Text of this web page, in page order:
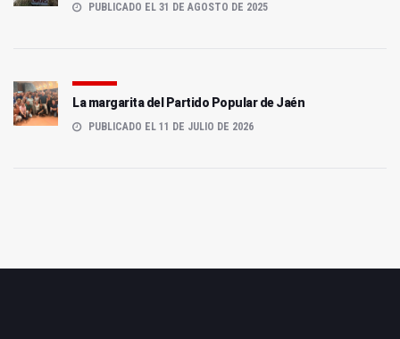
PUBLICADO EL 31 DE AGOSTO DE 2025
La margarita del Partido Popular de Jaén
PUBLICADO EL 11 DE JULIO DE 2026